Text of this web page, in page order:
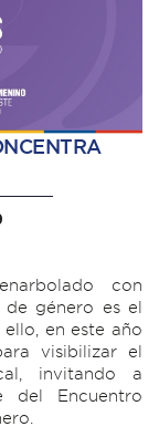
con
género es el
en este año
visibilizar el
invitando a
del Encuentro